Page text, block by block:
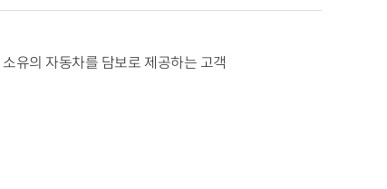
유의 자동차를 담보로 제공하는 고객